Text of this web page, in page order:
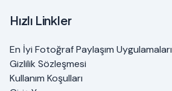
Hızlı Linkler
En İyi Fotoğraf Paylaşım Uygulamaları
Gizlilik Sözleşmesi
Kullanım Koşulları